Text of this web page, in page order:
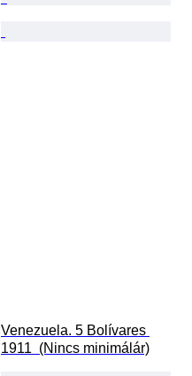
Venezuela. 5 Bolívares
1911  (Nincs minimálár)